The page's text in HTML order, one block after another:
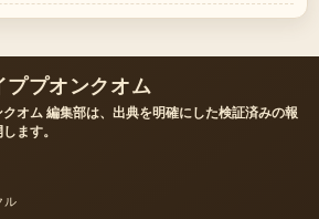
ププオンクオム
オム 編集部は、出典を明確にした検証済みの報
ます。
ル